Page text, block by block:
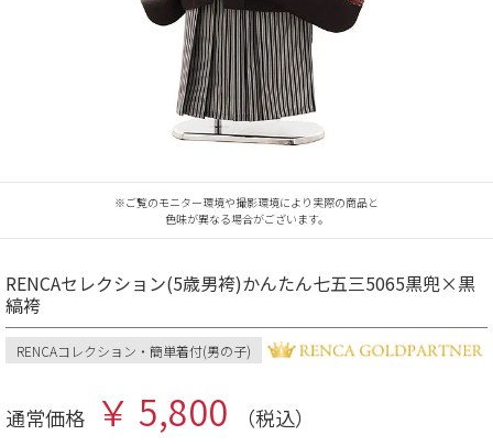
※ご覧のモニター環境や撮影環境により実際の商品と
色味が異なる場合がございます。
RENCAセレクション(5歳男袴)かんたん七五三5065黒兜×黒
縞袴
RENCAコレクション・簡単着付(男の子)
通常価格 ￥ 5,800 （税込）